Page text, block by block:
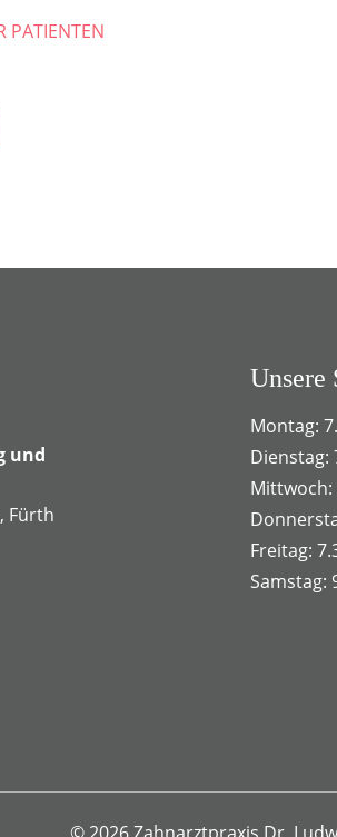
PATIENTEN
und
Fürth
Unsere
Montag:
Dienstag:
Mittwoch:
Freitag:
Samstag: